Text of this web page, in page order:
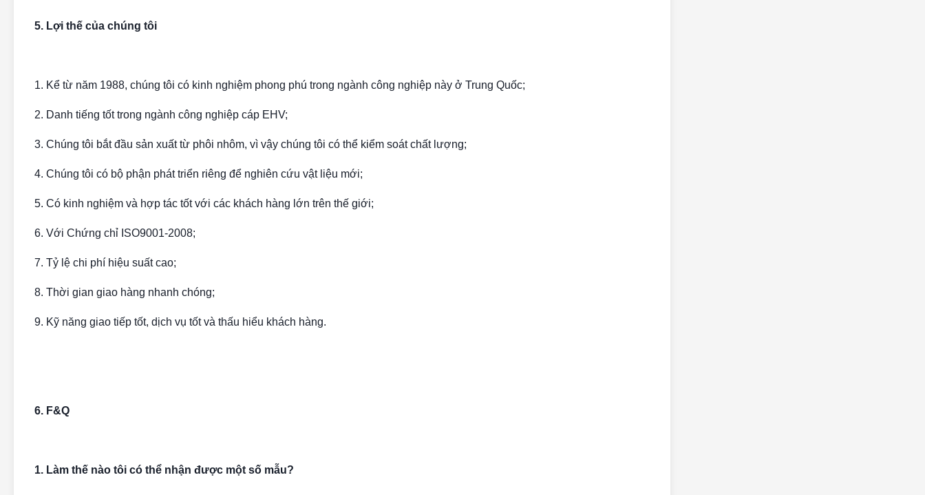
5. Lợi thế của chúng tôi
1. Kể từ năm 1988, chúng tôi có kinh nghiệm phong phú trong ngành công nghiệp này ở Trung Quốc;
2. Danh tiếng tốt trong ngành công nghiệp cáp EHV;
3. Chúng tôi bắt đầu sản xuất từ ​​phôi nhôm, vì vậy chúng tôi có thể kiểm soát chất lượng;
4. Chúng tôi có bộ phận phát triển riêng để nghiên cứu vật liệu mới;
5. Có kinh nghiệm và hợp tác tốt với các khách hàng lớn trên thế giới;
6. Với Chứng chỉ ISO9001-2008;
7. Tỷ lệ chi phí hiệu suất cao;
8. Thời gian giao hàng nhanh chóng;
9. Kỹ năng giao tiếp tốt, dịch vụ tốt và thấu hiểu khách hàng.
6. F&Q
1. Làm thế nào tôi có thể nhận được một số mẫu?